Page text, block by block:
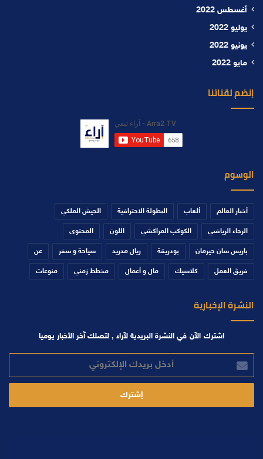
أغسطس 2022
يوليو 2022
يونيو 2022
مايو 2022
إنضم لقناتنا
الوسوم
أخبار العالم ألعاب البطولة الاحترافية الجيش الملكي
الرجاء الرياضي الكوكب المراكشي اللون المحتوى
باريس سان جيرمان بودريقة ريال مدريد سياحة و سفر عن
فريق العمل كلاسيك مال و أعمال مخطط زمني منوعات
النشرة الإخبارية
اشترك الآن في النشرة البريدية لآراء , لتصلك آخر الأخبار يوميا
بريدك
الإلكتروني